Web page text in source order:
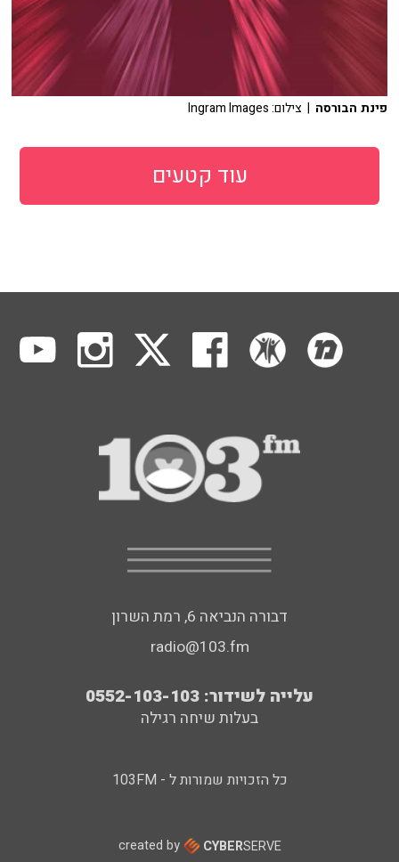
פינת הבורסה | צילום: Ingram Images
עוד קטעים
דבורה הנביאה 6, רמת השרון
radio@103.fm
עלייה לשידור: 0552-103-103
בעלות שיחה רגילה
כל הזכויות שמורות ל - 103FM
created by CYBERSERVE